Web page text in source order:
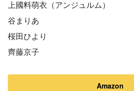
上國料萌衣（アンジュルム）
谷まりあ
桜田ひより
齊藤京子
Amazon